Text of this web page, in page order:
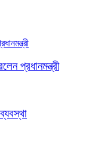
প্রধানমন্ত্রী